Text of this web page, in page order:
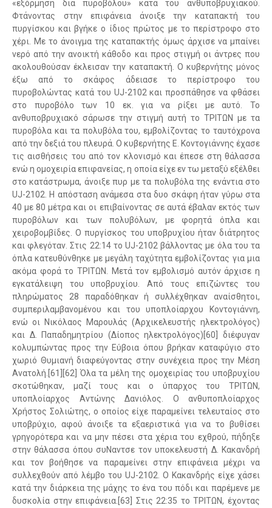
«εξόρμηση δια πυροβόλου» κατά του ανθυποβρυχιακού.
Φτάνοντας στην επιφάνεια άνοιξε την καταπακτή του
πυργίσκου και βγήκε ο ίδιος πρώτος με το περίστροφο στο
χέρι. Με το άνοιγμα της καταπακτής όμως άρχισε να μπαίνει
νερό από την ανοικτή κάθοδο και προς στιγμή οι άντρες που
ακολουθούσαν έκλεισαν την καταπακτή. Ο κυβερνήτης μόνος
έξω από το σκάφος άδειασε το περίστροφο του
πυροβολώντας κατά του UJ-2102 και προσπάθησε να φθάσει
στο πυροβόλο των 10 εκ. για να ρίξει με αυτό. Το
ανθυποβρυχιακό σάρωσε την στιγμή αυτή το ΤΡΙΤΩΝ με τα
πυροβόλα και τα πολυβόλα του, εμβολίζοντας το ταυτόχρονα
από την δεξιά του πλευρά. Ο κυβερνήτης Ε. Κοντογιάννης έχασε
τις αισθήσεις του από τον κλονισμό και έπεσε στη θάλασσα
ενώ η ομοχειρία επιφανείας, η οποία είχε εν τω μεταξύ εξέλθει
στο κατάστρωμα, άνοιξε πυρ με τα πολυβόλα της ενάντια στο
UJ-2102. Η απόσταση ανάμεσα στα δυο σκάφη ήταν γύρω στα
40 με 80 μέτρα και οι επιβαίνοντας σε αυτά έβαλαν εκτός των
πυροβόλων και των πολυβόλων, με φορητά όπλα και
χειροβομβίδες. Ο πυργίσκος του υποβρυχίου ήταν διάτρητος
και φλεγόταν. Στις 22:14 το UJ-2102 βάλλοντας με όλα του τα
όπλα κατευθύνθηκε με μεγάλη ταχύτητα εμβολίζοντας για μια
ακόμα φορά το ΤΡΙΤΩΝ. Μετά τον εμβολισμό αυτόν άρχισε η
εγκατάλειψη του υποβρυχίου. Από τους επιζώντες του
πληρώματος 28 παραδόθηκαν ή συλλέχθηκαν αναίσθητοι,
συμπεριλαμβανομένου και του υποπλοίαρχου Κοντογιάννη,
ενώ οι Νικόλαος Μαρουλάς (Αρχικελευστής ηλεκτρολόγος)
και Δ. Παπαδημητρίου (Δίοπος ηλεκτρολόγος)[60] διέφυγαν
κολυμπώντας προς την Εύβοια όπου βρήκαν καταφύγιο στο
χωριό Θυμιανή διαφεύγοντας στην συνέχεια προς την Μέση
Ανατολή.[61][62] Όλα τα μέλη της ομοχειρίας του υποβρυχίου
σκοτώθηκαν, μαζί τους και ο ύπαρχος του ΤΡΙΤΩΝ,
υποπλοίαρχος Αντώνης Δανιόλος. Ο ανθυποπλοίαρχος
Χρήστος Σολιώτης, ο οποίος είχε παραμείνει τελευταίος στο
υποβρύχιο, αφού άνοιξε τα εξαεριστικά για να το βυθίσει
γρηγορότερα και να μην πέσει στα χέρια του εχθρού, πήδηξε
στην θάλασσα όπου συΝαντσε τον υποκελευστή Δ. Κακανδρή
και τον βοήθησε να παραμείνει στην επιφάνεια μέχρι να
συλλεχθούν από λέμβο του UJ-2102. Ο Κακανδρής είχε χάσει
κατά την διάρκεια της μάχης το ένα του πόδι και παρέμενε με
δυσκολία στην επιφάνεια.[63] Στις 22:35 το ΤΡΙΤΩΝ, έχοντας